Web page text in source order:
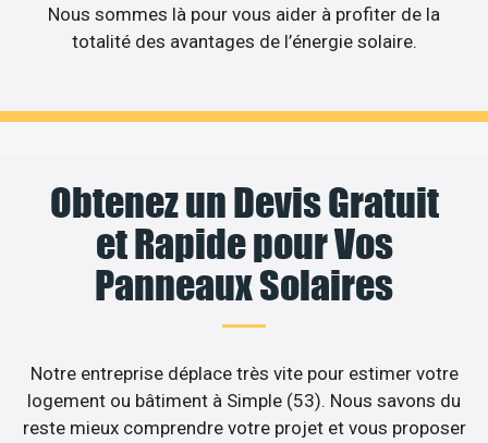
Nous sommes là pour vous aider à profiter de la
totalité des avantages de l’énergie solaire.
Obtenez un Devis Gratuit
et Rapide pour Vos
Panneaux Solaires
Notre entreprise déplace très vite pour estimer votre
logement ou bâtiment à Simple (53). Nous savons du
reste mieux comprendre votre projet et vous proposer